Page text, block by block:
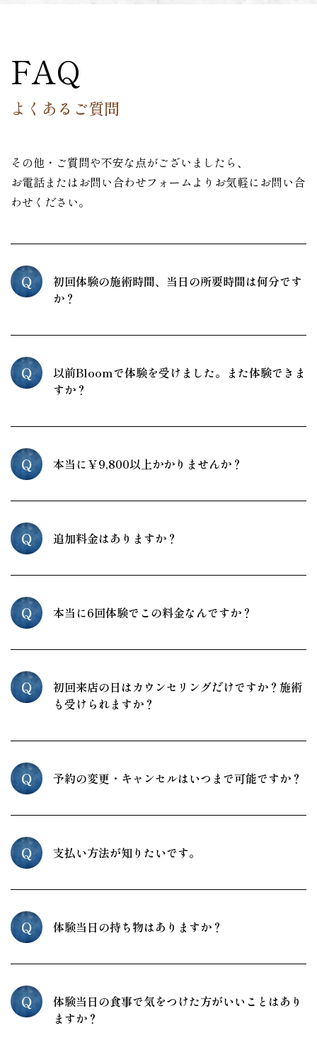
FAQ
よくあるご質問
その他・ご質問や不安な点がございましたら、
お電話またはお問い合わせフォームよりお気軽にお問い合
わせください。
Q
初回体験の施術時間、当日の所要時間は何分です
か？
Q
以前Bloomで体験を受けました。また体験できま
すか？
Q 本当に￥9,800以上かかりませんか？
Q 追加料金はありますか？
Q 本当に6回体験でこの料金なんですか？
Q
初回来店の日はカウンセリングだけですか？施術
も受けられますか？
Q 予約の変更・キャンセルはいつまで可能ですか？
Q 支払い方法が知りたいです。
Q 体験当日の持ち物はありますか？
Q
体験当日の食事で気をつけた方がいいことはあり
ますか？